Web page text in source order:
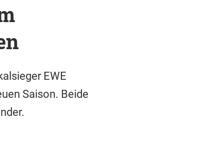
EWE
Saison. Beide